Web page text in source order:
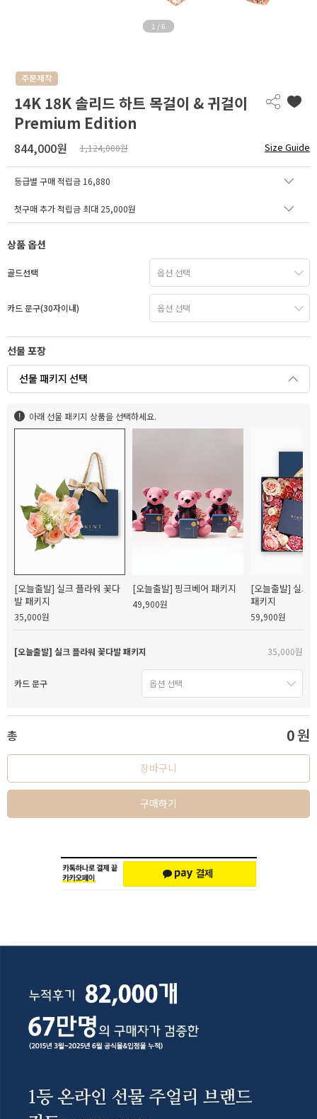
1 /6
14K 18K 솔리드 하트 목걸이 & 귀걸이
Premium Edition
844,000원 1,124,000원 Size Guide
등급별 구매 적립금 16,880
첫구매 추가 적립금 최대 25,000원
상품 옵션
골드선택
카드 문구(30자이내)
선물 포장
선물 패키지 선택
아래 선물 패키지 상품을 선택하세요.
[오늘출발] 실크 플라워 꽃다
발 패키지
35,000원
[오늘출발] 핑크베어 패키지
49,900원
[오늘출발] 실크
패키지
59,900원
[오늘출발] 실크 플라워 꽃다발 패키지 35,000원
카드 문구
총 0원
장바구니
구매하기